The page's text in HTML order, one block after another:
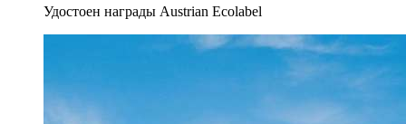
Удостоен награды Austrian Ecolabel